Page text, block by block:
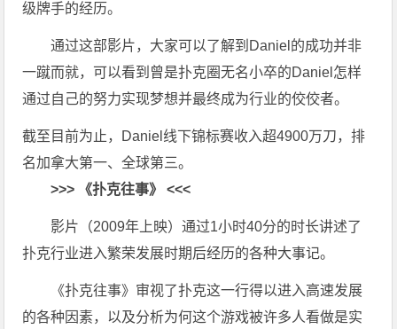
级牌手的经历。
通过这部影片，大家可以了解到Daniel的成功并非
一蹴而就，可以看到曾是扑克圈无名小卒的Daniel怎样
通过自己的努力实现梦想并最终成为行业的佼佼者。
截至目前为止，Daniel线下锦标赛收入超4900万刀，排
名加拿大第一、全球第三。
>>> 《扑克往事》 <<<
影片（2009年上映）通过1小时40分的时长讲述了
扑克行业进入繁荣发展时期后经历的各种大事记。
《扑克往事》审视了扑克这一行得以进入高速发展
的各种因素，以及分析为何这个游戏被许多人看做是实